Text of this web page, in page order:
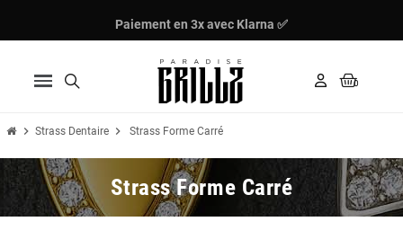
Paiement en 3x avec Klarna ✅
chevron_right Strass Dentaire chevron_right Strass Forme Carré
Strass Forme Carré